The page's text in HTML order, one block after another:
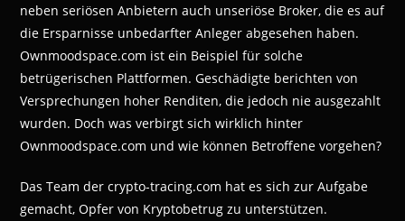
neben seriösen Anbietern auch unseriöse Broker, die es auf
die Ersparnisse unbedarfter Anleger abgesehen haben.
Ownmoodspace.com ist ein Beispiel für solche
betrügerischen Plattformen. Geschädigte berichten von
Versprechungen hoher Renditen, die jedoch nie ausgezahlt
wurden. Doch was verbirgt sich wirklich hinter
Ownmoodspace.com und wie können Betroffene vorgehen?
Das Team der crypto-tracing.com hat es sich zur Aufgabe
gemacht, Opfer von Kryptobetrug zu unterstützen.